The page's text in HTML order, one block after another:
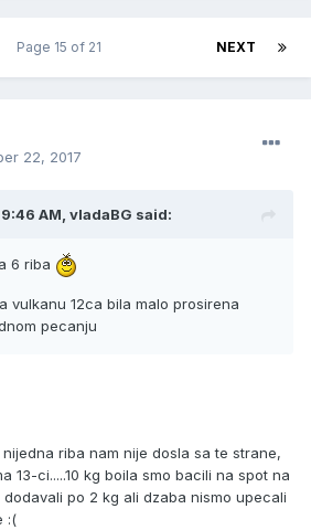
NEXT
Page 15 of 21
22, 2017
AM, vladaBG said:
6 riba
vulkanu 12ca bila malo prosirena
pecanju
nijedna riba nam nije dosla sa te strane,
13-ci.....10 kg boila smo bacili na spot na
po 2 kg ali dzaba nismo upecali
:(